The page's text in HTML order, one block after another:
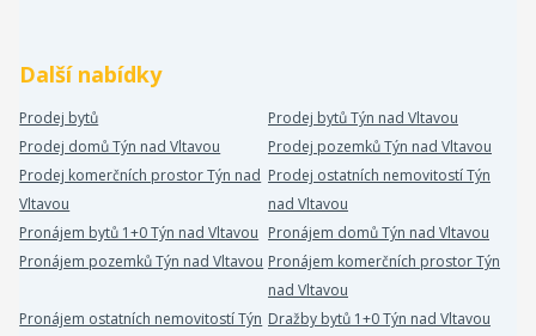
Další nabídky
Prodej bytů
Prodej bytů Týn nad Vltavou
Prodej domů Týn nad Vltavou
Prodej pozemků Týn nad Vltavou
Prodej komerčních prostor Týn nad
Vltavou
Prodej ostatních nemovitostí Týn
nad Vltavou
Pronájem bytů 1+0 Týn nad Vltavou Pronájem domů Týn nad Vltavou
Pronájem pozemků Týn nad Vltavou Pronájem komerčních prostor Týn
nad Vltavou
Pronájem ostatních nemovitostí Týn Dražby bytů 1+0 Týn nad Vltavou